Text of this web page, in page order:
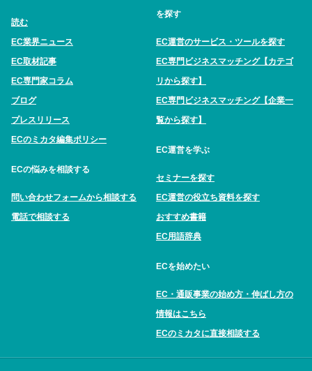
読む
EC業界ニュース
EC取材記事
EC専門家コラム
ブログ
プレスリリース
ECのミカタ編集ポリシー
ECの悩みを相談する
問い合わせフォームから相談する
電話で相談する
を探す
EC運営のサービス・ツールを探す
EC専門ビジネスマッチング【カテゴ
リから探す】
EC専門ビジネスマッチング【企業一
覧から探す】
EC運営を学ぶ
セミナーを探す
EC運営の役立ち資料を探す
おすすめ書籍
EC用語辞典
ECを始めたい
EC・通販事業の始め方・伸ばし方の
情報はこちら
ECのミカタに直接相談する